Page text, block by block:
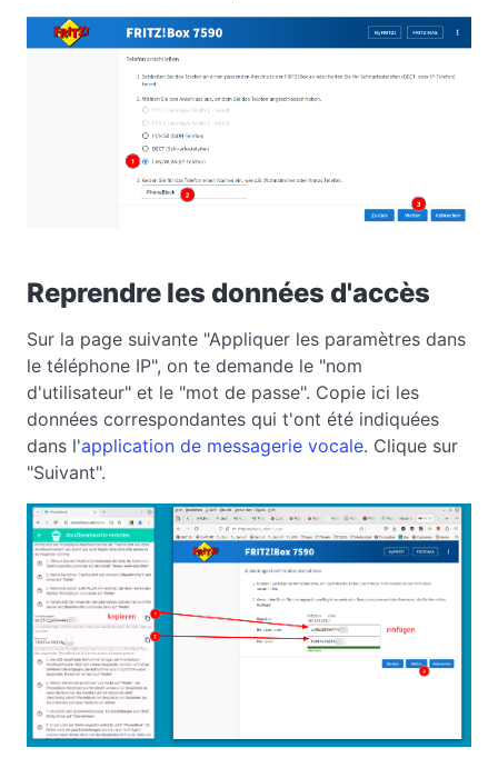
Reprendre les données d'accès
Sur la page suivante "Appliquer les paramètres dans
le téléphone IP", on te demande le "nom
d'utilisateur" et le "mot de passe". Copie ici les
données correspondantes qui t'ont été indiquées
dans l'application de messagerie vocale. Clique sur
"Suivant".